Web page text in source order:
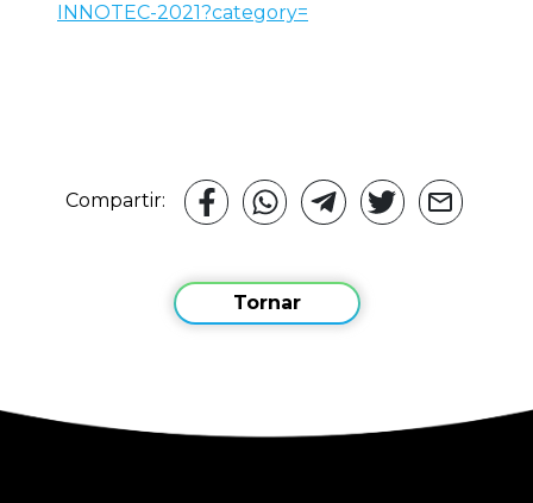
INNOTEC-2021?category=
Compartir:
Tornar